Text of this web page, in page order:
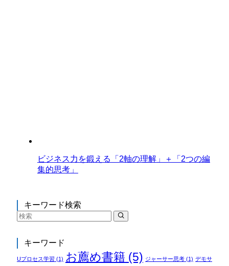
ビジネス力を鍛える「2軸の理解」＋「2つの編
集的思考」
キーワード検索
キーワード
Uプロセス学習 (1) お薦め書籍 (5) ジャーサー思考(1) デモサ